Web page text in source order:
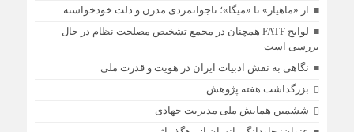
از «ماهیار» تا «میگا»؛ ناجوانمردی مدرن و ذلت خودخواسته
لوایح FATF همچنان در مجمع تشخیص مصلحت نظام در حال
بررسی است
نگاهی به نقش ادبیات ایران در هویت و قدرت ملی
بزرگداشت هفته پژوهش
ششمین همایش ملی مدیریت جهادی